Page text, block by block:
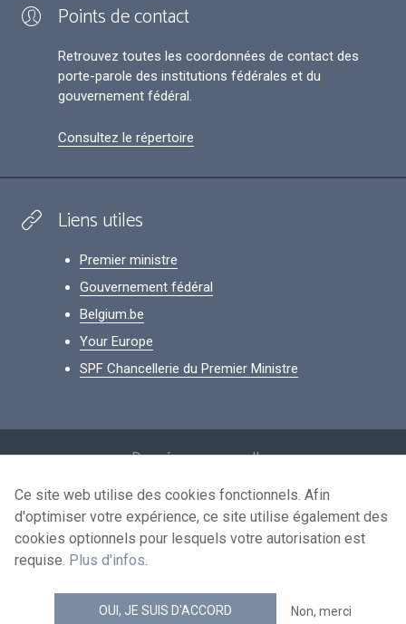
Points de contact
Retrouvez toutes les coordonnées de contact des
porte-parole des institutions fédérales et du
gouvernement fédéral.
Consultez le répertoire
Liens utiles
Premier ministre
Gouvernement fédéral
Belgium.be
Your Europe
SPF Chancellerie du Premier Ministre
Données personnelles
Conditions de réutilisation
Contactez-nous
news.belgium flux RSS
Ce site web utilise des cookies fonctionnels. Afin
d'optimiser votre expérience, ce site utilise également des
cookies optionnels pour lesquels votre autorisation est
requise. Plus d'infos.
OUI, JE SUIS D'ACCORD Non, merci